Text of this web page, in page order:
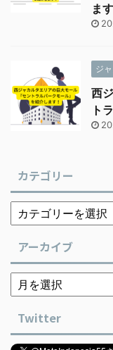
ま
ジ
西
ト
カテゴリー
アーカイブ
Twitter